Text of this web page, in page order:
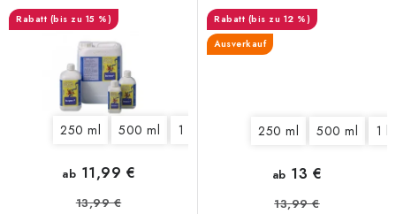
(bis zu 15 %)
250 ml 500 ml 1 l
ab 11,99 €
13,99 €
(bis zu 12 %)
Ausverkauf
250 ml 500 ml 1 l
ab 13 €
13,99 €